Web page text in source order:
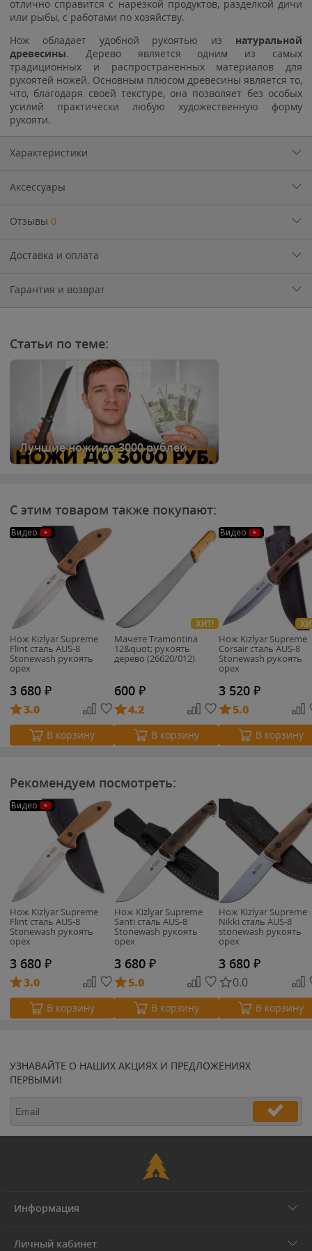
отлично справится с нарезкой продуктов, разделкой дичи
или рыбы, с работами по хозяйству.
Нож обладает удобной рукоятью из натуральной
древесины. Дерево является одним из самых
традиционных и распространенных материалов для
рукоятей ножей. Основным плюсом древесины является то,
что, благодаря своей текстуре, она позволяет без особых
усилий практически любую художественную форму
рукояти.
Характеристики
Аксессуары
Отзывы 0
Доставка и оплата
Гарантия и возврат
Статьи по теме:
Лучшие ножи до 3000 рублей
С этим товаром также покупают:
Видео
Нож Kizlyar Supreme
Flint сталь AUS-8
Stonewash рукоять
орех
3 680 ₽
3.0
В корзину
ХИТ!
Мачете Tramontina
12&quot; рукоять
дерево (26620/012)
600 ₽
4.2
В корзину
Видео
Нож Kizlyar Supreme
Corsair сталь AUS-8
Stonewash рукоять
орех
3 520 ₽
5.0
В корзину
Рекомендуем посмотреть:
Видео
Нож Kizlyar Supreme
Flint сталь AUS-8
Stonewash рукоять
орех
3 680 ₽
3.0
В корзину
Нож Kizlyar Supreme
Santi сталь AUS-8
Stonewash рукоять
орех
3 680 ₽
5.0
В корзину
Нож Kizlyar Supreme
Nikki сталь AUS-8
stonewash рукоять
орех
3 680 ₽
0.0
В корзину
УЗНАВАЙТЕ О НАШИХ АКЦИЯХ И ПРЕДЛОЖЕНИЯХ
ПЕРВЫМИ!
Информация
Личный кабинет